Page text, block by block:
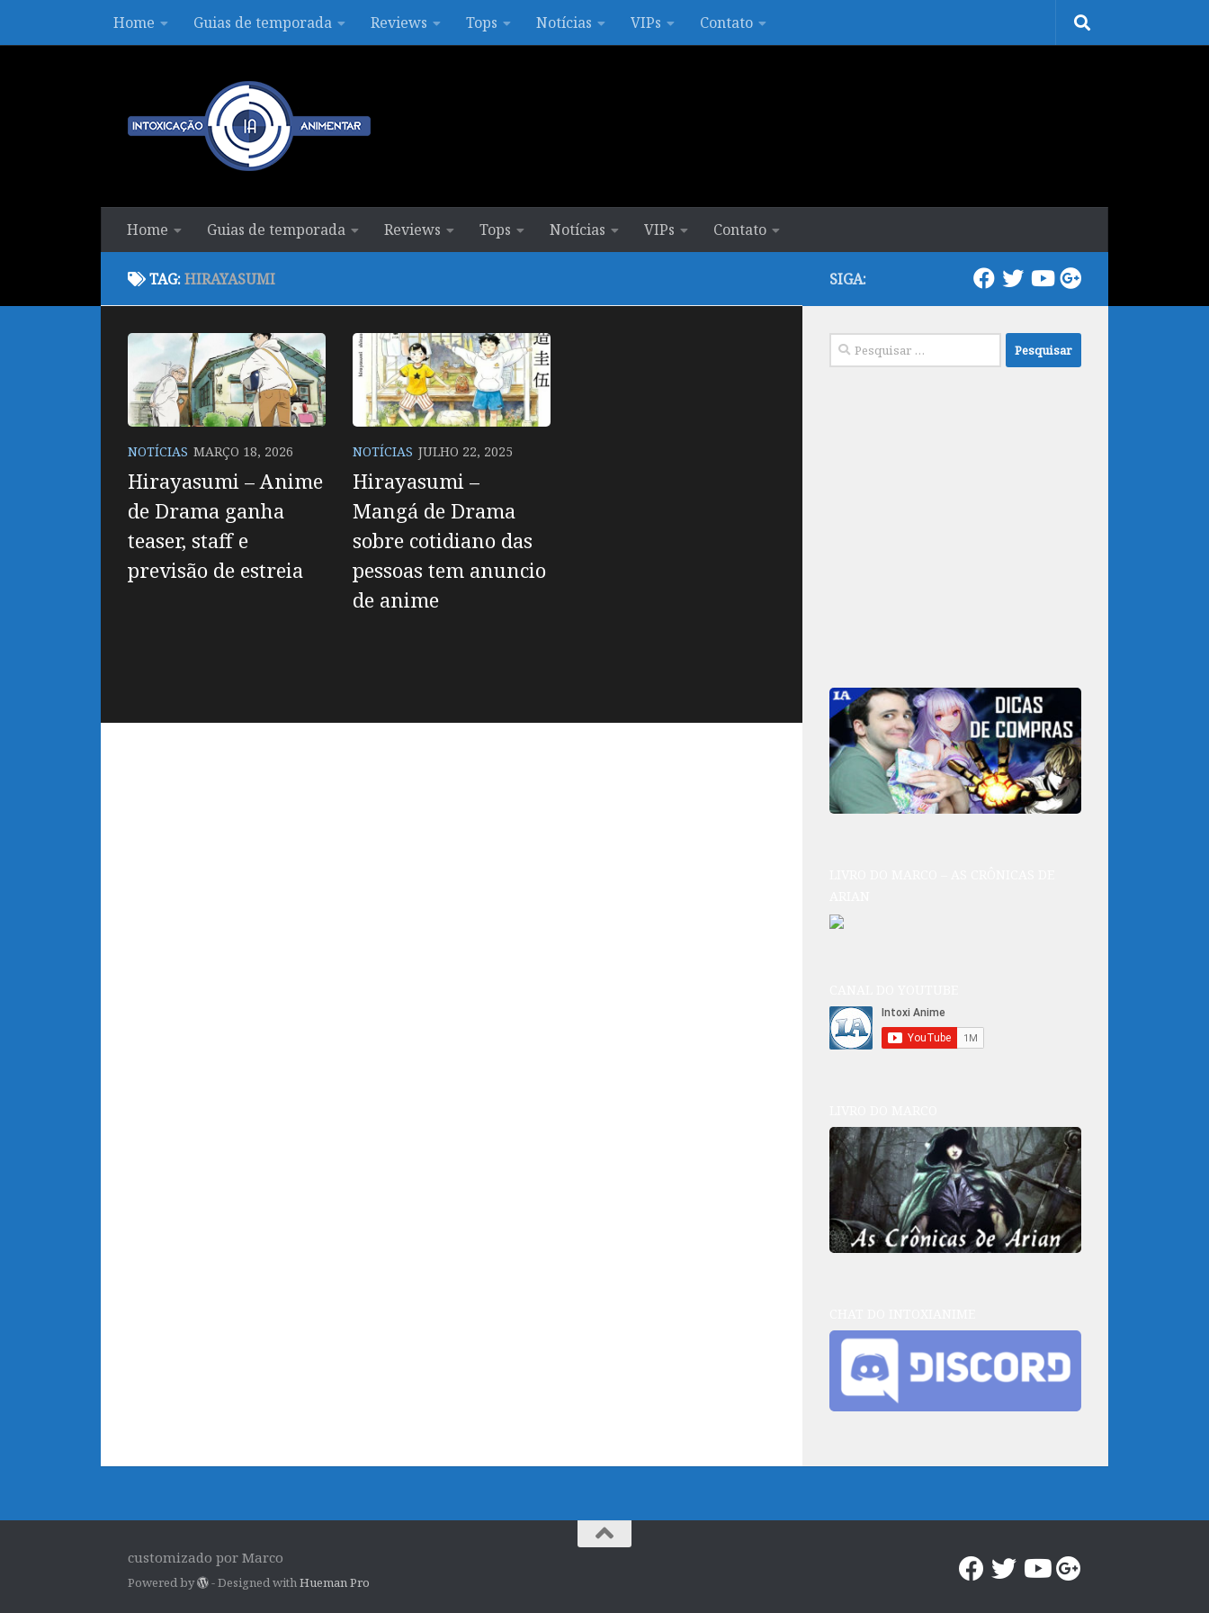
Skip to contentHome Guias de temporada Reviews Tops Notícias VIPs Contato
Home Guias de temporada Reviews Tops Notícias VIPs Contato
TAG:HIRAYASUMI
NOTÍCIAS MARÇO 18, 2026
Hirayasumi – Anime
de Drama ganha
teaser, staff e
previsão de estreia
NOTÍCIAS JULHO 22, 2025
Hirayasumi –
Mangá de Drama
sobre cotidiano das
pessoas tem anuncio
de anime
SIGA:
Pesquisar
por:
customizado por Marco
Powered by - Designed withHueman Pro